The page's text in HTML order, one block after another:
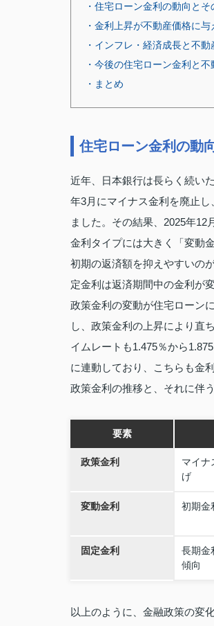
・住宅ローン金利の動向とそ
・金利上昇が不動産価格に与
・インフレ・経済成長と不
・今後の住宅ローン金利と不
・まとめ
住宅ローン金利の動
近年、日本銀行は長らく続い
年3月にマイナス金利を廃止
ました。その結果、2025年12
金利タイプには大きく「変動
初期の返済額を抑えやすいの
定金利は返済期間中の金利が
政策金利の変動が住宅ローン
し、政策金利の上昇により直
イムレートも1.475％から
に連動しており、こちらも金
政策金利の推移と、それに伴
要素
政策金利
マイナ
げ
変動金利 初期金
固定金利
長期金
傾向
以上のように、金融政策の変